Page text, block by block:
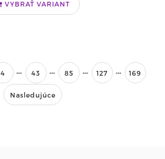
VYBRAŤ VARIANT
4 43 85 127 169
Nasledujúce